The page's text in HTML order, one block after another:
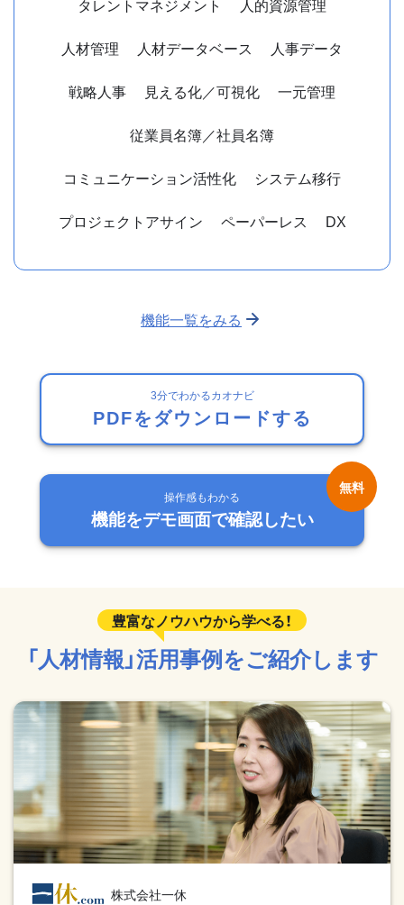
人材管理
人材データベース
人事データ
戦略人事
見える化／可視化
一元管理
従業員名簿／社員名簿
コミュニケーション活性化
システム移行
プロジェクトアサイン
ペーパーレス DX
機能一覧をみる
3分でわかるカオナビ
PDFをダウンロードする
操作感もわかる
機能をデモ画面で確認したい
「人材情報」活用事例をご紹介します
株式会社一休